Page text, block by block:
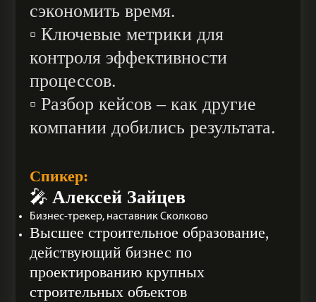
сэкономить время.
▫️ Ключевые метрики для
контроля эффективности
процессов.
▫️ Разбор кейсов – как другие
компании добились результата.
Спикер:
🎤Алексей Зайцев
Бизнес-трекер, наставник Сколково
Высшее строительное образование,
действующий бизнес по
проектированию крупных
строительных объектов